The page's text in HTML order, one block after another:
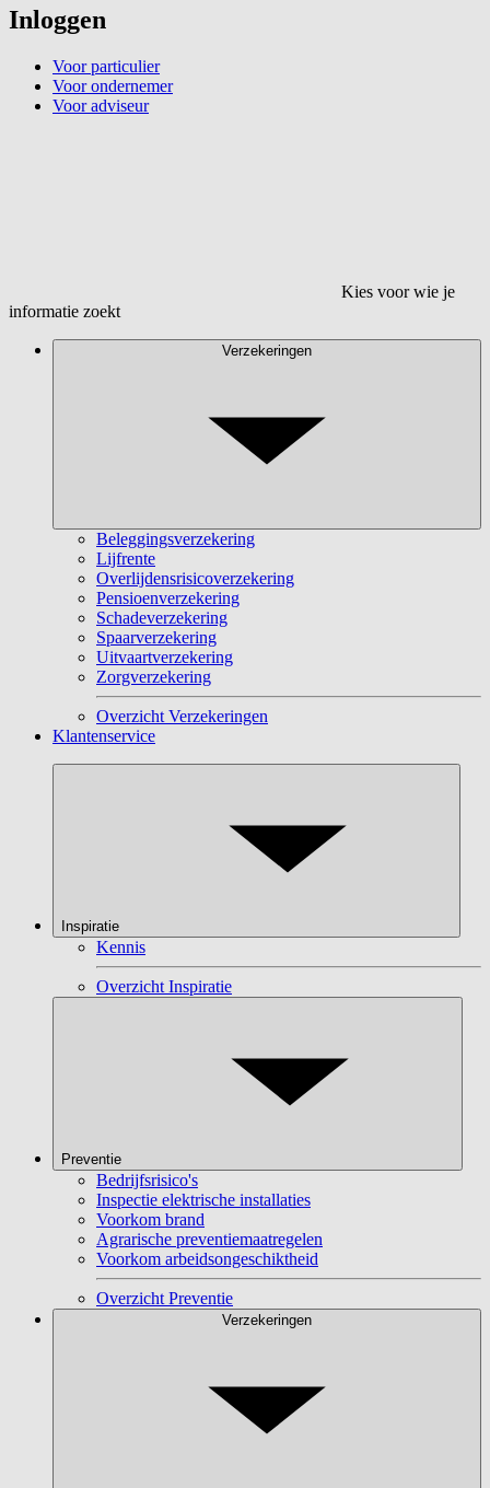
Inloggen
Voor particulier
Voor ondernemer
Voor adviseur
Kies voor wie je
informatie zoekt
Verzekeringen
Beleggingsverzekering
Lijfrente
Overlijdensrisicoverzekering
Pensioenverzekering
Schadeverzekering
Spaarverzekering
Uitvaartverzekering
Zorgverzekering
Overzicht Verzekeringen
Klantenservice
Inspiratie
Kennis
Overzicht Inspiratie
Preventie
Bedrijfsrisico's
Inspectie elektrische installaties
Voorkom brand
Agrarische preventiemaatregelen
Voorkom arbeidsongeschiktheid
Overzicht Preventie
Verzekeringen